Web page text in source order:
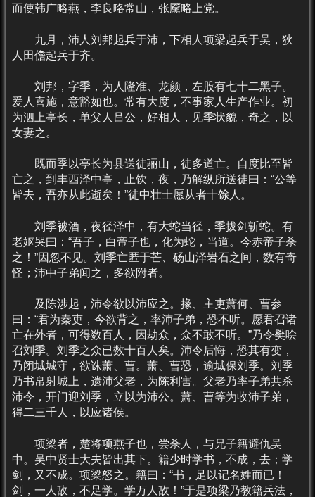
而使韩广略燕，李良略常山，张黡略上党。
九月，沛人刘邦起兵于沛，下相人项梁起兵于吴，狄
人田儋起兵于齐。
刘邦，字季，为人隆准、龙颜，左股有七十二黑子。
爱人喜施，意豁如也。常有大度，不事家人生产作业。初
为泗上亭长，单父人吕公，好相人，见季状貌，奇之，以
女妻之。
既而季以亭长为县送徒骊山，徒多道亡。自度比至皆
亡之，到丰西泽中亭，止饮，夜，乃解纵所送徒曰：“公等
皆去，吾亦从此逝矣！”徒中壮士愿从者十馀人。
刘季被酒，夜径泽中，有大蛇当径，季拔剑斩蛇。有
老妪哭曰：“吾子，白帝子也，化为蛇，当道。今赤帝子杀
之！”因忽不见。刘季亡匿于芒、砀山泽岩石之间，数有奇
怪；沛中子弟闻之，多欲附者。
及陈涉起，沛令欲以沛应之。掾、主吏萧何、曹参
曰：“君为秦吏，今欲背之，率沛子弟，恐不听。愿君召诸
亡在外者，可得数百人，因劫众，众不敢不听。”乃令樊哙
召刘季。刘季之众已数十百人矣。沛令后悔，恐其有变，
乃闭城城守，欲诛萧、曹。萧、曹恐，逾城保刘季。刘季
乃书帛射城上，遗沛父老，为陈利害。父老乃率子弟共杀
沛令，开门迎刘季，立以为沛公。萧、曹等为收沛子弟，
得二三千人，以应诸侯。
项梁者，楚将项燕子也，尝杀人，与兄子籍避仇吴
中。吴中贤士大夫皆出其下。籍少时学书，不成，去；学
剑，又不成。项梁怒之。籍曰：“书，足以记名姓而已！
剑，一人敌，不足学。学万人敌！”于是项梁乃教籍兵法，